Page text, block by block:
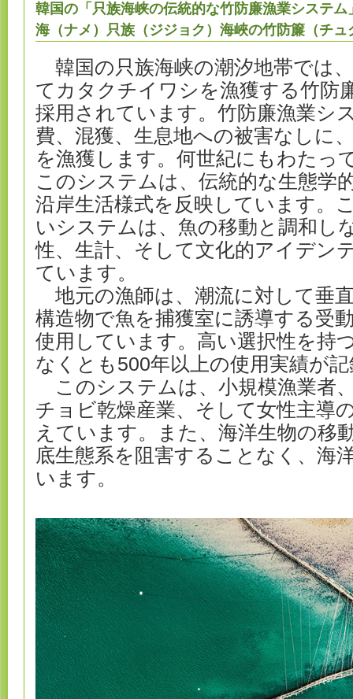
韓国の「只族海峡の伝統的な竹防廉漁業システ
海（ナメ）只族（ジジョク）海峽の竹防簾（チ
韓国の只族海峡の潮汐地帯では
てカタクチイワシを漁獲する竹防
採用されています。竹防廉漁業シ
費、混獲、生息地への被害なしに
を漁獲します。何世紀にもわたっ
このシステムは、伝統的な生態学
沿岸生活様式を反映しています。
いシステムは、魚の移動と調和し
性、生計、そして文化的アイデン
ています。
地元の漁師は、潮流に対して垂
構造物で魚を捕獲室に誘導する受
使用しています。高い選択性を持
なくとも500年以上の使用実績が
このシステムは、小規模漁業者
チョビ乾燥産業、そして女性主導
えています。また、海洋生物の移
底生態系を阻害することなく、海
います。